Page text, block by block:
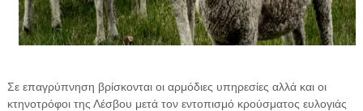
Σε επαγρύπνηση βρίσκονται οι αρμόδιες υπηρεσίες αλλά και οι
κτηνοτρόφοι της Λέσβου μετά τον εντοπισμό κρούσματος ευλογιάς